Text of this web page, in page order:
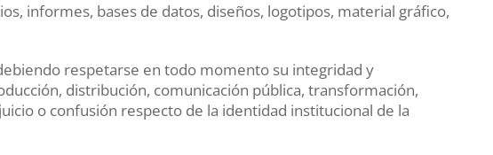
informes, bases de datos, diseños, logotipos, material gráfico,
respetarse en todo momento su integridad y
distribución, comunicación pública, transformación,
o confusión respecto de la identidad institucional de la